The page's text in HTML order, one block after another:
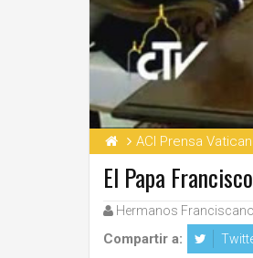
ACI Prensa
El Papa
Hermanos
Compartir a: